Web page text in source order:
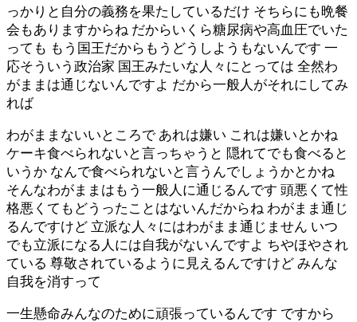
っかりと自分の義務を果たしているだけ そちらにも晩餐
会もありますからね だからいくら糖尿病や高血圧でいた
っても もう国王だからもうどうしようもないんです 一
応そういう政治家 国王みたいな人々にとっては 全然わ
がままは通じないんですよ だから一般人がそれにしてみ
れば
わがままないいところで あれは嫌い これは嫌いとかね
ケーキ食べられないと言っちゃうと 隠れてでも食べると
いうか なんで食べられないと言うんでしょうかとかね
そんなわがままはもう一般人に通じるんです 頭悪くて性
格悪くてもどうったことはないんだからね わがまま通じ
るんですけど 立派な人々にはわがまま通じません いつ
でも立派になる人には自我がないんですよ ちやほやされ
ている 尊敬されているように見えるんですけど みんな
自我を消すって
一生懸命みんなのために頑張っているんです ですから